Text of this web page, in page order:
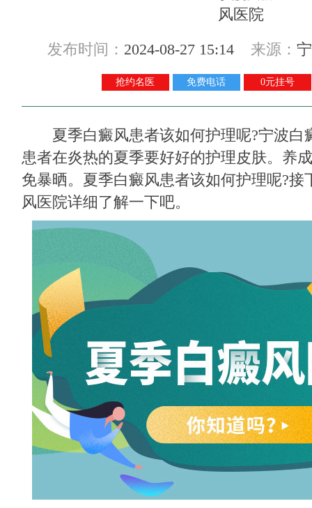
发布时间： 2024-08-27 15:14 来源：
抢约名医 免费电话 0元挂号
夏季白癜风患者该如何护理呢?宁波白
患者在炎热的夏季要好好的护理皮肤。养
免暴晒。夏季白癜风患者该如何护理呢?接
风医院详细了解一下吧。